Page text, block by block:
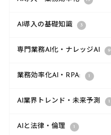
AI導入の基礎知識 3
専門業務AI化・ナレッジAI 9
業務効率化AI・RPA: 1
AI業界トレンド・未来予測 1
AIと法律・倫理 1